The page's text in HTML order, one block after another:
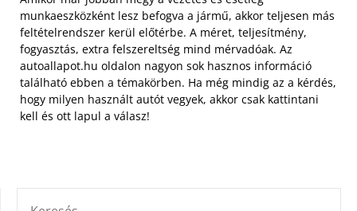
munkaeszközként lesz befogva a jármű, akkor teljesen más
feltételrendszer kerül előtérbe. A méret, teljesítmény,
fogyasztás, extra felszereltség mind mérvadóak. Az
autoallapot.hu oldalon nagyon sok hasznos információ
található ebben a témakörben. Ha még mindig az a kérdés,
hogy milyen használt autót vegyek, akkor csak kattintani
kell és ott lapul a válasz!